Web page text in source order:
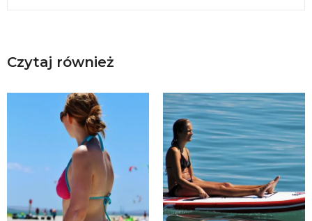
Czytaj również